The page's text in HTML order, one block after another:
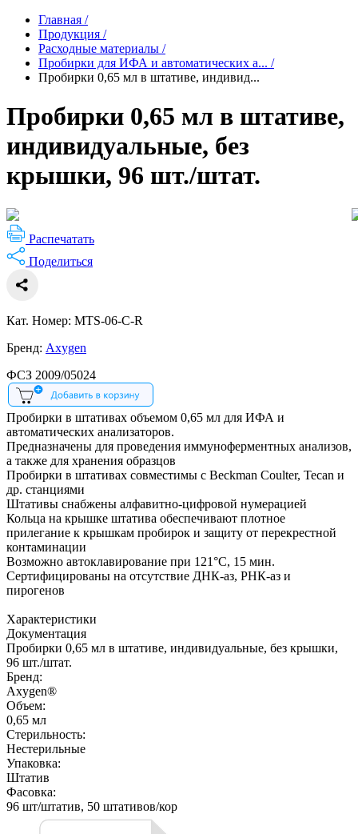
Главная /
Продукция /
Расходные материалы /
Пробирки для ИФА и автоматических а... /
Пробирки 0,65 мл в штативе, индивид...
Пробирки 0,65 мл в штативе,
индивидуальные, без
крышки, 96 шт./штат.
Распечатать
Поделиться
Кат. Номер: MTS-06-C-R
Бренд: Axygen
ФСЗ 2009/05024
Пробирки в штативах объемом 0,65 мл для ИФА и
автоматических анализаторов.
Предназначены для проведения иммуноферментных анализов,
а также для хранения образцов
Пробирки в штативах совместимы с Beckman Coulter, Tecan и
др. станциями
Штативы снабжены алфавитно-цифровой нумерацией
Кольца на крышке штатива обеспечивают плотное
прилегание к крышкам пробирок и защиту от перекрестной
контаминации
Возможно автоклавирование при 121°С, 15 мин.
Сертифицированы на отсутствие ДНК-аз, РНК-аз и
пирогенов
Характеристики
Документация
Пробирки 0,65 мл в штативе, индивидуальные, без крышки,
96 шт./штат.
Бренд:
Axygen®
Объем:
0,65 мл
Стерильность:
Нестерильные
Упаковка:
Штатив
Фасовка:
96 шт/штатив, 50 штативов/кор